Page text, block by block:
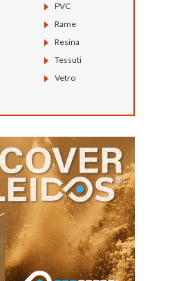
PVC
Rame
Resina
Tessuti
Vetro